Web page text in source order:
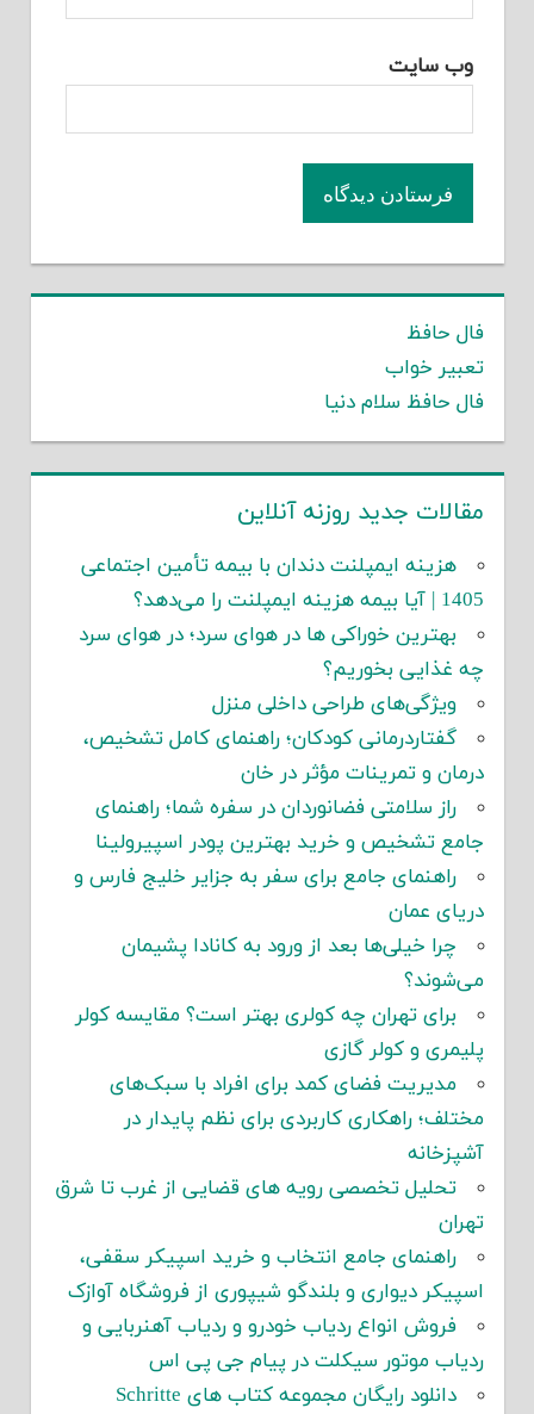
وب‌ سایت
فال حافظ
تعبیر خواب
فال حافظ سلام دنیا
مقالات جدید روزنه آنلاین
هزینه ایمپلنت دندان با بیمه تأمین اجتماعی
1405 | آیا بیمه هزینه ایمپلنت را می‌دهد؟
بهترین خوراکی ها در هوای سرد؛ در هوای سرد
چه غذایی بخوریم؟
ویژگی‌های طراحی داخلی منزل
گفتاردرمانی کودکان؛ راهنمای کامل تشخیص،
درمان و تمرینات مؤثر در خان
راز سلامتی فضانوردان در سفره شما؛ راهنمای
جامع تشخیص و خرید بهترین پودر اسپیرولینا
راهنمای جامع برای سفر به جزایر خلیج فارس و
دریای عمان
چرا خیلی‌ها بعد از ورود به کانادا پشیمان
می‌شوند؟
برای تهران چه کولری بهتر است؟ مقایسه کولر
پلیمری و کولر گازی
مدیریت فضای کمد برای افراد با سبک‌های
مختلف؛ راهکاری کاربردی برای نظم پایدار در
آشپزخانه
تحلیل تخصصی رویه های قضایی از غرب تا شرق
تهران
راهنمای جامع انتخاب و خرید اسپیکر سقفی،
اسپیکر دیواری و بلندگو شیپوری از فروشگاه آوازک
فروش انواع ردیاب خودرو و ردیاب آهنربایی و
ردیاب موتور سیکلت در پیام جی پی اس
دانلود رایگان مجموعه کتاب های Schritte